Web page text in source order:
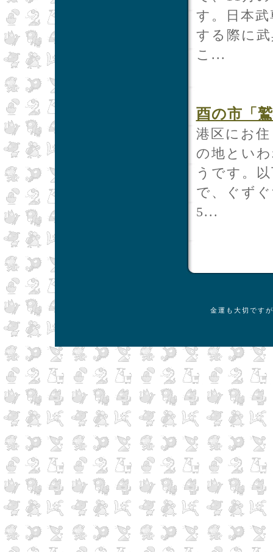
す。日本
する際に
こ...
酉の市「
港区にお
の地とい
うです。
で、ぐず
5...
金運も大切です